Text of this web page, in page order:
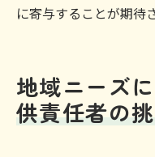
に寄与することが期待
地域ニーズ
供責任者の